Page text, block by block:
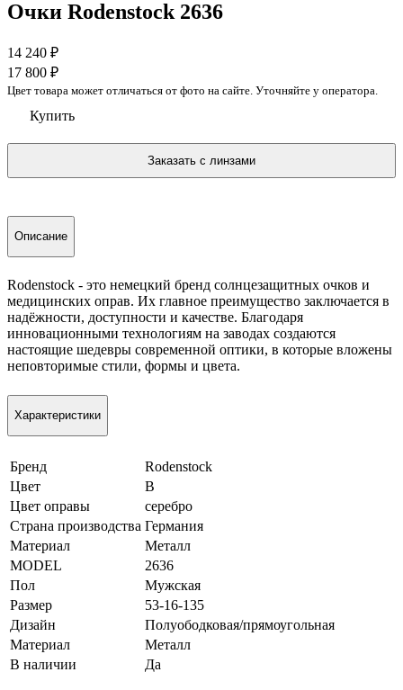
Очки Rodenstock 2636
14 240 ₽
17 800 ₽
Цвет товара может отличаться от фото на сайте. Уточняйте у оператора.
Купить
Описание
Rodenstock - это немецкий бренд солнцезащитных очков и
медицинских оправ. Их главное преимущество заключается в
надёжности, доступности и качестве. Благодаря
инновационными технологиям на заводах создаются
настоящие шедевры современной оптики, в которые вложены
неповторимые стили, формы и цвета.
Характеристики
Бренд
Rodenstock
Цвет
B
Цвет оправы
серебро
Страна производства Германия
Материал
Металл
MODEL
2636
Пол
Мужская
Размер
53-16-135
Дизайн
Полуободковая/прямоугольная
Материал
Металл
В наличии
Да